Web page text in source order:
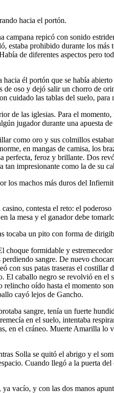
hacia el portón.
repicó con sonido
estaba prohibido durante los más
de diferentes aspectos pero
él portón que se había
oso y dejó salir un chorro de
cuidado las tablas del suelo, para
de las iglesias. Para el
jugador durante una apuesta
como oro y sus colmillos
en mangas de camisa, los
feroz y brillante. Dos
tan impresionante como la de su
los machos más duros del
contesta el reto: el
la mesa y el ganador debe
tocaba un pito con forma de
choque formidable y
sangre. De nuevo
con sus patas traseras el
caballo negro se revolvió en el
oído hasta el momento
cayó lejos de Gancho.
sangre, tenía un fuerte
en el suelo, intentaba
en el cráneo. Muerte Amarilla
Solla se quitó el abrigo y el
Cuando llegó a la puerta
vacío, y con las dos manos